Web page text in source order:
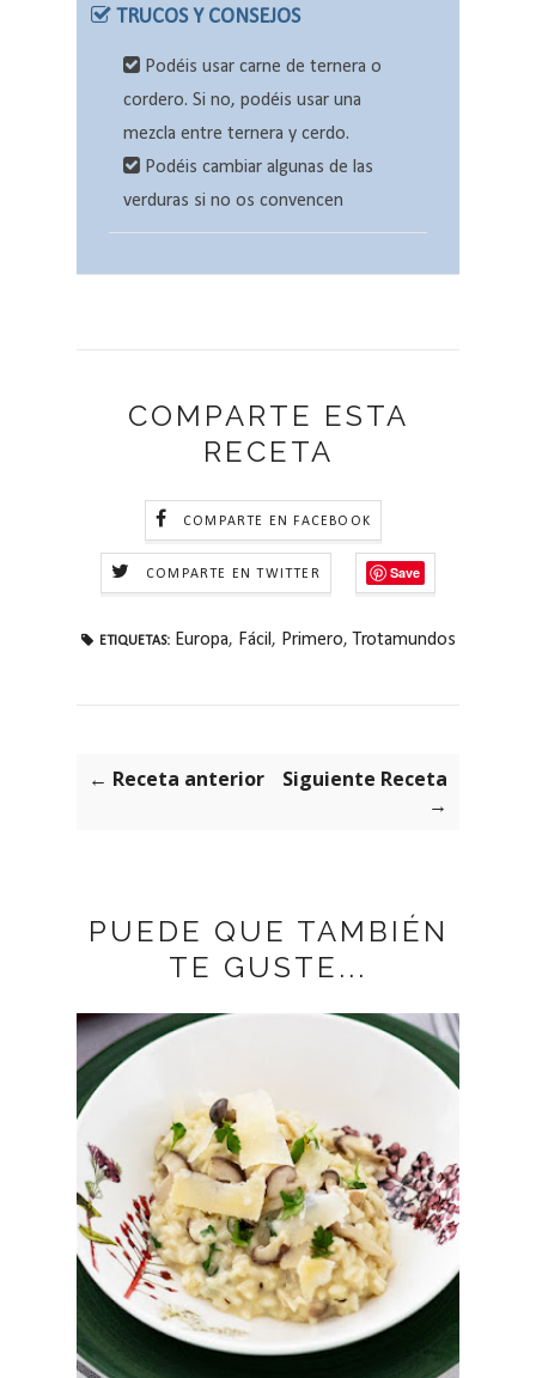
TRUCOS Y CONSEJOS
Podéis usar carne de ternera o
cordero. Si no, podéis usar una
mezcla entre ternera y cerdo.
Podéis cambiar algunas de las
verduras si no os convencen
COMPARTE ESTA
RECETA
COMPARTE EN FACEBOOK
COMPARTE EN TWITTER Save
ETIQUETAS: Europa, Fácil, Primero, Trotamundos
← Receta anterior
Siguiente Receta
→
PUEDE QUE TAMBIÉN
TE GUSTE...